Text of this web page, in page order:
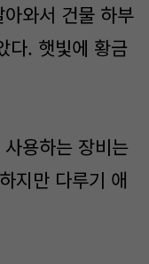
와서 건물 하부
다. 햇빛에 황금
용하는 장비는
지만 다루기 애